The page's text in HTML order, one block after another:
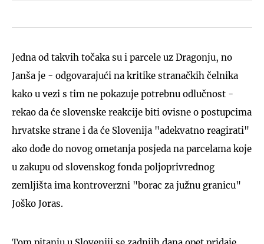
Jedna od takvih točaka su i parcele uz Dragonju, no
Janša je - odgovarajući na kritike stranačkih čelnika
kako u vezi s tim ne pokazuje potrebnu odlučnost -
rekao da će slovenske reakcije biti ovisne o postupcima
hrvatske strane i da će Slovenija "adekvatno reagirati"
ako dođe do novog ometanja posjeda na parcelama koje
u zakupu od slovenskog fonda poljoprivrednog
zemljišta ima kontroverzni "borac za južnu granicu"
Joško Joras.